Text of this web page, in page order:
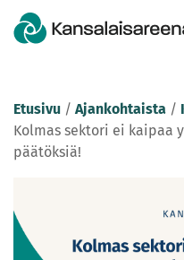
Etusivu / Ajankohtaista /
Kolmas sektori ei kaipaa
päätöksiä!